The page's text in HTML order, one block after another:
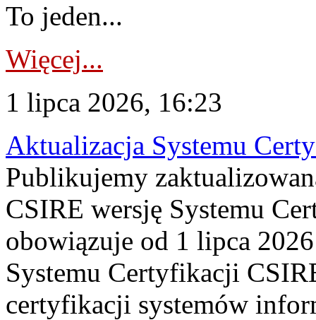
To jeden...
Więcej...
1 lipca 2026, 16:23
Aktualizacja Systemu
Publikujemy
CSIRE wersję Systemu
obowiązuje od 1 lipca
Systemu Certyfikacji
certyfikacji systemów